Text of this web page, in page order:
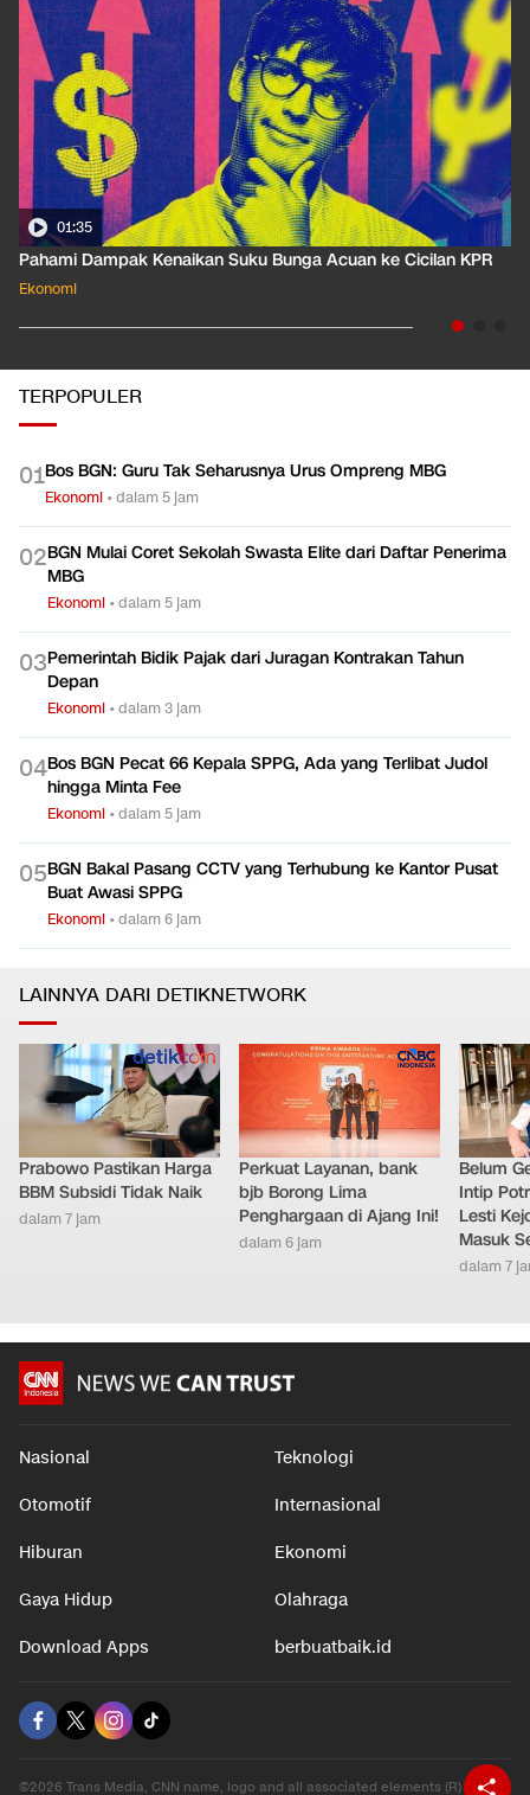
01:35
Pahami Dampak Kenaikan Suku Bunga Acuan ke Cicilan KPR
Ekonomi
TERPOPULER
01Bos BGN: Guru Tak Seharusnya Urus Ompreng MBG
Ekonomi •dalam 5 jam
02BGN Mulai Coret Sekolah Swasta Elite dari Daftar Penerima
MBG
Ekonomi •dalam 5 jam
03Pemerintah Bidik Pajak dari Juragan Kontrakan Tahun
Depan
Ekonomi •dalam 3 jam
04Bos BGN Pecat 66 Kepala SPPG, Ada yang Terlibat Judol
hingga Minta Fee
Ekonomi •dalam 5 jam
05BGN Bakal Pasang CCTV yang Terhubung ke Kantor Pusat
Buat Awasi SPPG
Ekonomi •dalam 6 jam
LAINNYA DARI DETIKNETWORK
Prabowo Pastikan Harga
BBM Subsidi Tidak Naik
dalam 7 jam
Perkuat Layanan, bank
bjb Borong Lima
Penghargaan di Ajang Ini!
dalam 6 jam
Belum
Intip
Lesti
Masuk
dalam 7
Nasional Teknologi
Otomotif Internasional
Hiburan Ekonomi
Gaya Hidup Olahraga
Download Apps berbuatbaik.id
©2026 Trans Media, CNN name, logo and all associated elements (R) and ©